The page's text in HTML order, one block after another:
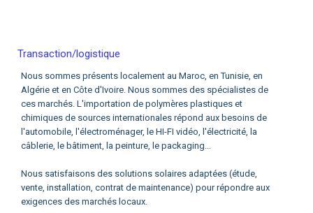
Transaction/logistique
Nous sommes présents localement au Maroc, en Tunisie, en
Algérie et en Côte d'Ivoire. Nous sommes des spécialistes de
ces marchés. L'importation de polymères plastiques et
chimiques de sources internationales répond aux besoins de
l'automobile, l'électroménager, le HI-FI vidéo, l'électricité, la
câblerie, le bâtiment, la peinture, le packaging...
Nous satisfaisons des solutions solaires adaptées (étude,
vente, installation, contrat de maintenance) pour répondre aux
exigences des marchés locaux.